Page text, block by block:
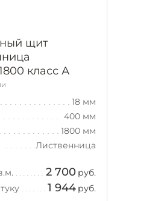
щит
класс А
18 мм
400 мм
1800 мм
Лиственница
2 700 руб.
1 944 руб.